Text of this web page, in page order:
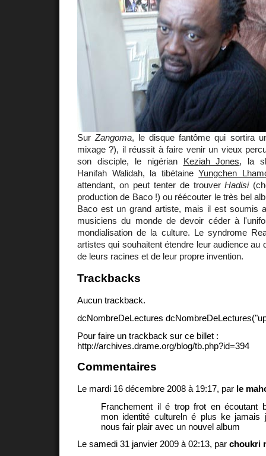
SurZangoma, le disque fantôme qui sortira
mixage ?), il réussit à faire venir un vieux
son disciple, le nigérian Keziah Jones, la
Hanifah Walidah, la tibétaineYungchen
attendant, on peut tenter de trouverHadisi
production de Baco !) ou réécouter le très bel
Baco est un grand artiste, mais il est soumis
musiciens du monde de devoir céder à
mondialisation de la culture. Le syndrome
artistes qui souhaitent étendre leur audience au
de leurs racines et de leur propre invention.
Trackbacks
Aucun trackback.
dcNombreDeLectures
Pour faire un trackback sur ce billet :
http://archives.drame.org/blog/tb.php?id=394
Commentaires
Le mardi 16 décembre 2008 à 19:17, par le
Franchement il é trop frot en écoutant
mon identité cultureln é plus ke jamais
nous fair plair avec un nouvel album
Le samedi 31 janvier 2009 à 02:13, par choukri